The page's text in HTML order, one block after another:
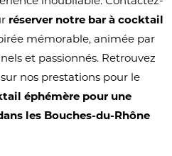
réserver notre bar à cocktail
mémorable, animée par
et passionnés. Retrouvez
nos prestations pour le
éphémère pour une
les Bouches-du-Rhône